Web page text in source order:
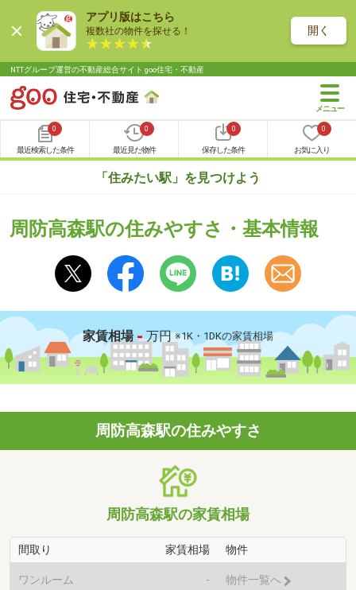
アプリ版はこちら
複数社の物件を探せる！ 開く
NTTグループ運営の不動産総合サイト goo住宅・不動産
0
最近検索した条件
0
最近見た物件
0
保存した条件
0
お気に入り
「住みたい駅」を見つけよう
周防高森駅の住みやすさ・基本情報
家賃相場 - 万円 ※1K・1DKの家賃相場
周防高森駅の住みやすさ
周防高森駅の家賃相場
間取り 家賃相場 物件
ワンルーム - 物件一覧へ